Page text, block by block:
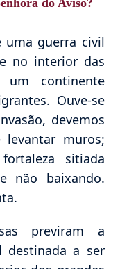
uma guerra civil
no interior das
continente
Ouve-se
devemos
muros;
sitiada
não baixando.
previram a
destinada a ser